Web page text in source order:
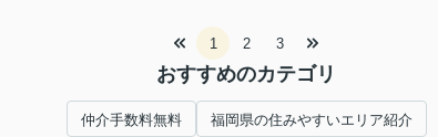
1 2 3
おすすめのカテゴリ
仲介手数料無料 福岡県の住みやすいエリア紹介